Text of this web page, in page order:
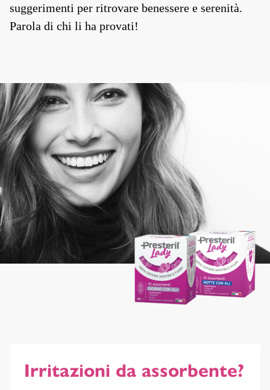
suggerimenti per ritrovare benessere e serenità.
Parola di chi li ha provati!
Irritazioni da assorbente?